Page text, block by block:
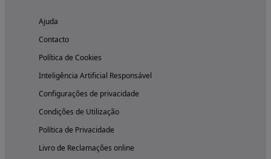
Ajuda
Contacto
Política de Cookies
Inteligência Artificial Responsável
Configurações de privacidade
Condições de Utilização
Política de Privacidade
Livro de Reclamações online